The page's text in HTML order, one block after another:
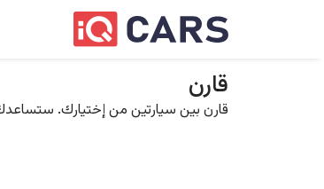
قارن
قارن بين سيارتين من إختيارك. ستساعدك